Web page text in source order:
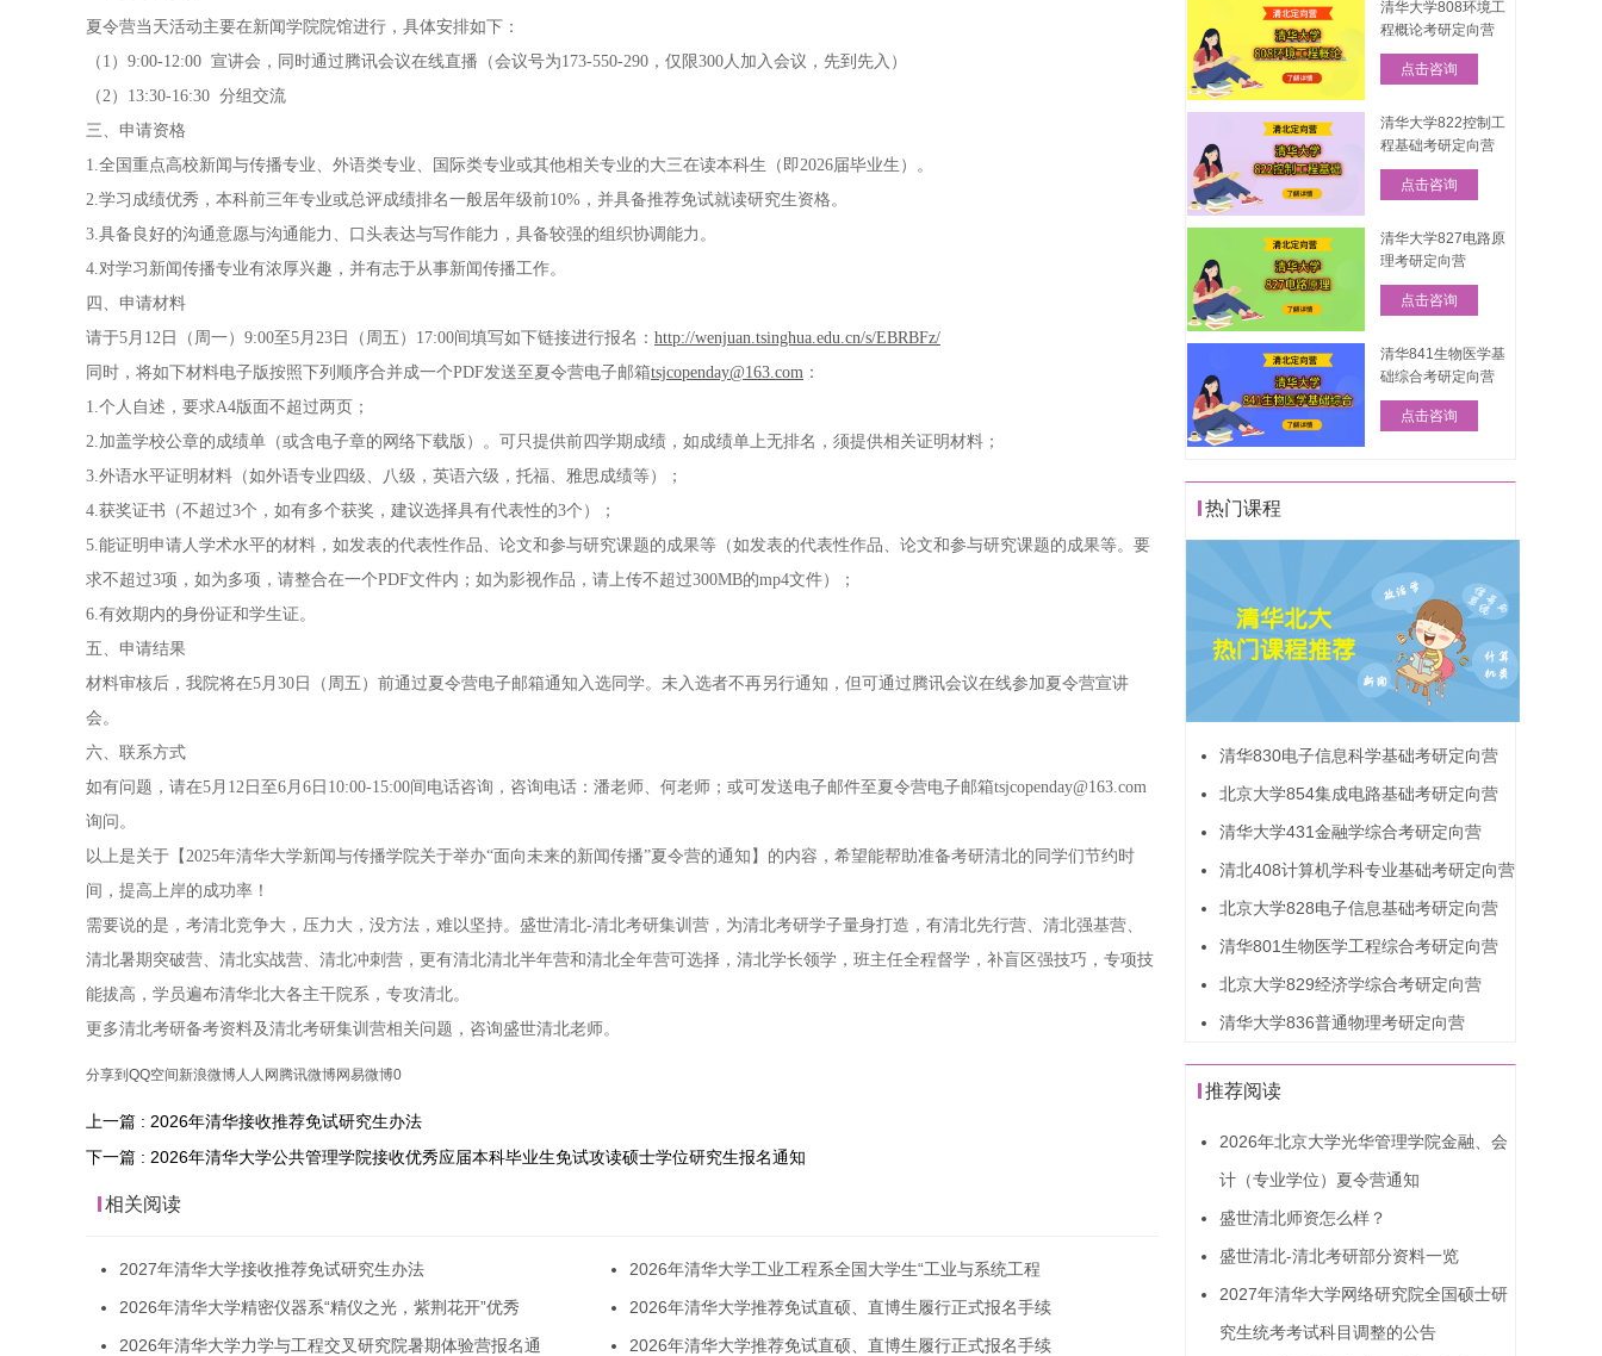
夏令营当天活动主要在新闻学院院馆进行，具体安排如下：
（1）9:00-12:00 宣讲会，同时通过腾讯会议在线直播（会议号为173-550-290，仅限300人加入会议，先到先入）
（2）13:30-16:30 分组交流
三、申请资格
1.全国重点高校新闻与传播专业、外语类专业、国际类专业或其他相关专业的大三在读本科生（即2026届毕业生）。
2.学习成绩优秀，本科前三年专业或总评成绩排名一般居年级前10%，并具备推荐免试就读研究生资格。
3.具备良好的沟通意愿与沟通能力、口头表达与写作能力，具备较强的组织协调能力。
4.对学习新闻传播专业有浓厚兴趣，并有志于从事新闻传播工作。
四、申请材料
请于5月12日（周一）9:00至5月23日（周五）17:00间填写如下链接进行报名： http://wenjuan.tsinghua.edu.cn/s/EBRBFz/
同时，将如下材料电子版按照下列顺序合并成一个PDF发送至夏令营电子邮箱tsjcopenday@163.com ：
1.个人自述，要求A4版面不超过两页；
2.加盖学校公章的成绩单（或含电子章的网络下载版）。可只提供前四学期成绩，如成绩单上无排名，须提供相关证明材料；
3.外语水平证明材料（如外语专业四级、八级，英语六级，托福、雅思成绩等）；
4.获奖证书（不超过3个，如有多个获奖，建议选择具有代表性的3个）；
5.能证明申请人学术水平的材料，如发表的代表性作品、论文和参与研究课题的成果等（如发表的代表性作品、论文和参与研究课题的成果等。要
求不超过3项，如为多项，请整合在一个PDF文件内；如为影视作品，请上传不超过300MB的mp4文件）；
6.有效期内的身份证和学生证。
五、申请结果
材料审核后，我院将在5月30日（周五）前通过夏令营电子邮箱通知入选同学。未入选者不再另行通知，但可通过腾讯会议在线参加夏令营宣讲
会。
六、联系方式
如有问题，请在5月12日至6月6日10:00-15:00间电话咨询，咨询电话：潘老师、何老师；或可发送电子邮件至夏令营电子邮箱tsjcopenday@163.com
询问。
以上是关于【2025年清华大学新闻与传播学院关于举办“面向未来的新闻传播”夏令营的通知】的内容，希望能帮助准备考研清北的同学们节约时
间，提高上岸的成功率！
需要说的是，考清北竞争大，压力大，没方法，难以坚持。盛世清北-清北考研集训营，为清北考研学子量身打造，有清北先行营、清北强基营、
清北暑期突破营、清北实战营、清北冲刺营，更有清北清北半年营和清北全年营可选择，清北学长领学，班主任全程督学，补盲区强技巧，专项技
能拔高，学员遍布清华北大各主干院系，专攻清北。
更多清北考研备考资料及清北考研集训营相关问题，咨询盛世清北老师。
分享到 QQ空间 新浪微博人人网 腾讯微博网易微博0
上一篇 : 2026年清华接收推荐免试研究生办法
下一篇 : 2026年清华大学公共管理学院接收优秀应届本科毕业生免试攻读硕士学位研究生报名通知
相关阅读
2027年清华大学接收推荐免试研究生办法
2026年清华大学精密仪器系“精仪之光，紫荆花开”优秀
2026年清华大学力学与工程交叉研究院暑期体验营报名通
2026年清华大学工业工程系全国大学生“工业与系统工程
2026年清华大学推荐免试直硕、直博生履行正式报名手续
2026年清华大学推荐免试直硕、直博生履行正式报名手续
清华大学808环境工
程概论考研定向营
点击咨询
清华大学822控制工
程基础考研定向营
点击咨询
清华大学827电路原
理考研定向营
点击咨询
清华841生物医学基
础综合考研定向营
点击咨询
热门课程
清华830电子信息科学基础考研定向营
北京大学854集成电路基础考研定向营
清华大学431金融学综合考研定向营
清北408计算机学科专业基础考研定向营
北京大学828电子信息基础考研定向营
清华801生物医学工程综合考研定向营
北京大学829经济学综合考研定向营
清华大学836普通物理考研定向营
推荐阅读
2026年北京大学光华管理学院金融、会
计（专业学位）夏令营通知
盛世清北师资怎么样？
盛世清北-清北考研部分资料一览
2027年清华大学网络研究院全国硕士研
究生统考考试科目调整的公告